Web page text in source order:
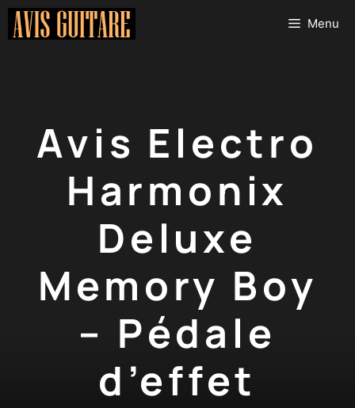
Aller
Menu
Avis Electro
Harmonix
Deluxe
Memory Boy
– Pédale
d’effet